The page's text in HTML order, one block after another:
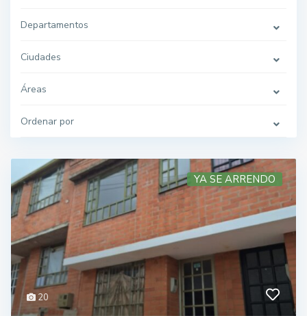
Departamentos
Ciudades
Áreas
Ordenar por
20
YA SE ARRENDO